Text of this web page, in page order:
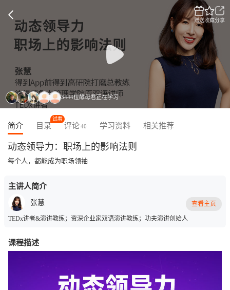
赠送收藏分享
3444位酵母君正在学习
简介 目录
试看
评论40 学习资料 相关推荐
动态领导力：职场上的影响法则
每个人，都能成为职场领袖
主讲人简介
张慧 查看主页
TEDx讲者&演讲教练；资深企业家双语演讲教练；功夫演讲创始人
课程描述